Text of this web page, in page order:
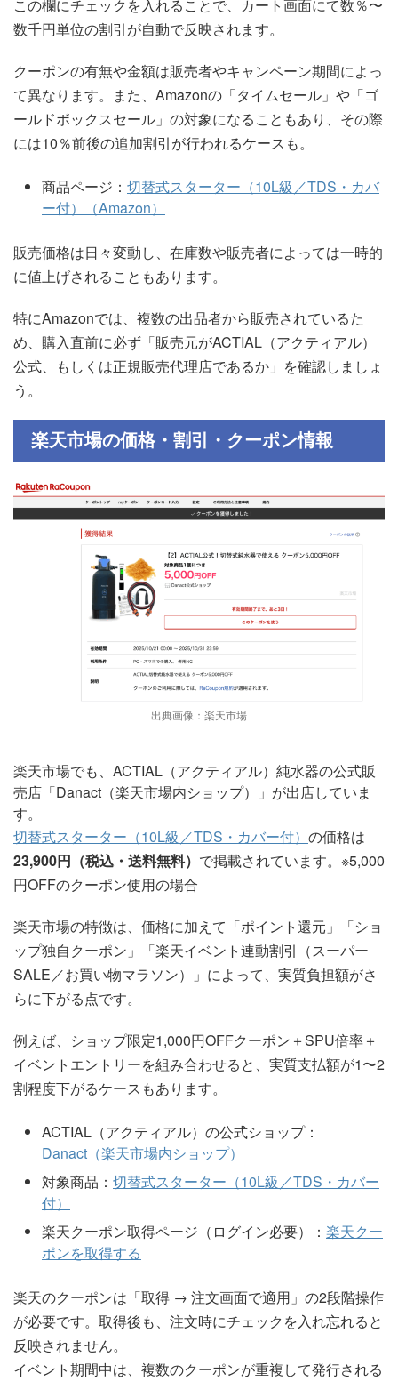
この欄にチェックを入れることで、カート画面にて数％〜
数千円単位の割引が自動で反映されます。
クーポンの有無や金額は販売者やキャンペーン期間によっ
て異なります。また、Amazonの「タイムセール」や「ゴ
ールドボックスセール」の対象になることもあり、その際
には10％前後の追加割引が行われるケースも。
商品ページ： 切替式スターター（10L級／TDS・カバ
ー付）（Amazon）
販売価格は日々変動し、在庫数や販売者によっては一時的
に値上げされることもあります。
特にAmazonでは、複数の出品者から販売されているた
め、購入直前に必ず「販売元がACTIAL（アクティアル）
公式、もしくは正規販売代理店であるか」を確認しましょ
う。
楽天市場の価格・割引・クーポン情報
出典画像：楽天市場
楽天市場でも、ACTIAL（アクティアル）純水器の公式販
売店「Danact（楽天市場内ショップ）」が出店していま
す。
切替式スターター（10L級／TDS・カバー付） の価格は
23,900円（税込・送料無料） で掲載されています。※5,000
円OFFのクーポン使用の場合
楽天市場の特徴は、価格に加えて「ポイント還元」「ショ
ップ独自クーポン」「楽天イベント連動割引（スーパー
SALE／お買い物マラソン）」によって、実質負担額がさ
らに下がる点です。
例えば、ショップ限定1,000円OFFクーポン＋SPU倍率＋
イベントエントリーを組み合わせると、実質支払額が1〜2
割程度下がるケースもあります。
ACTIAL（アクティアル）の公式ショップ：
Danact（楽天市場内ショップ）
対象商品： 切替式スターター（10L級／TDS・カバー
付）
楽天クーポン取得ページ（ログイン必要）： 楽天クー
ポンを取得する
楽天のクーポンは「取得 → 注文画面で適用」の2段階操作
が必要です。取得後も、注文時にチェックを入れ忘れると
反映されません。
イベント期間中は、複数のクーポンが重複して発行される